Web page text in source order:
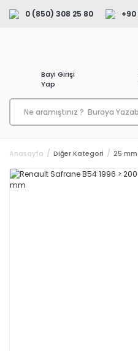
0 (850) 308 25 80 +90
Bayi Girişi
Yap
Anasayfa Diğer Kategori 25